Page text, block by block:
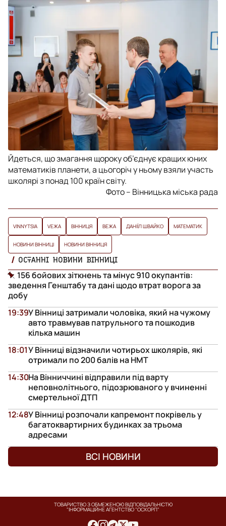
Йдеться, що змагання щороку об’єднує кращих юних
математиків планети, а цьогоріч у ньому взяли участь
школярі з понад 100 країн світу.
Фото – Вінницька міська рада
VINNYTSIA VЕЖА ВІННИЦЯ ВЕЖА ДАНІЇЛ ШВАЙКО МАТЕМАТИК
НОВИНИ ВІННИЦІ НОВИНИ ВІННИЦЯ
ОСТАННІ НОВИНИ ВІННИЦІ
156 бойових зіткнень та мінус 910 окупантів:
зведення Генштабу та дані щодо втрат ворога за
добу
У Вінниці затримали чоловіка, який на чужому
авто травмував патрульного та пошкодив
кілька машин
19:39
У Вінниці відзначили чотирьох школярів, які
отримали по 200 балів на НМТ
18:01
На Вінниччині відправили під варту
неповнолітнього, підозрюваного у вчиненні
смертельної ДТП
14:30
У Вінниці розпочали капремонт покрівель у
багатоквартирних будинках за трьома
адресами
12:48
ВСІ НОВИНИ
ТОВАРИСТВО З ОБМЕЖЕНОЮ ВІДПОВІДАЛЬНІСТЮ
"ІНФОРМАЦІЙНЕ АГЕНТСТВО "ОСКОРП"